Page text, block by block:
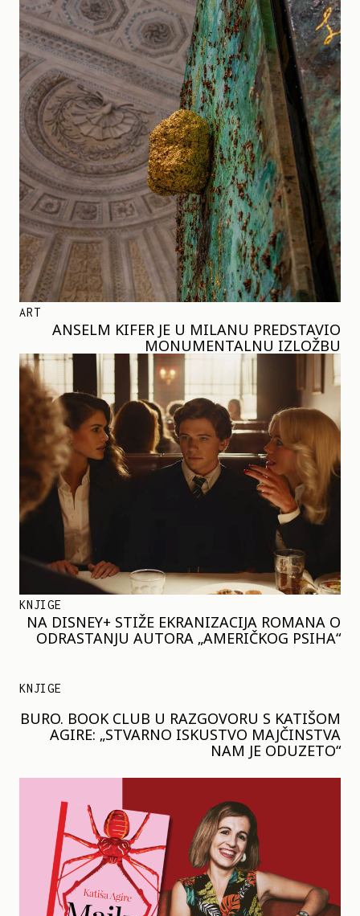
ART
ANSELM KIFER JE U MILANU PREDSTAVIO
MONUMENTALNU IZLOŽBU
KNJIGE
NA DISNEY+ STIŽE EKRANIZACIJA ROMANA O
ODRASTANJU AUTORA „AMERIČKOG PSIHA“
KNJIGE
BURO. BOOK CLUB U RAZGOVORU S KATIŠOM
AGIRE: „STVARNO ISKUSTVO MAJČINSTVA
NAM JE ODUZETO“